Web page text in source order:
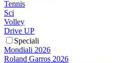
Tennis
Sci
Volley
Drive UP
Speciali
Mondiali 2026
Roland Garros 2026